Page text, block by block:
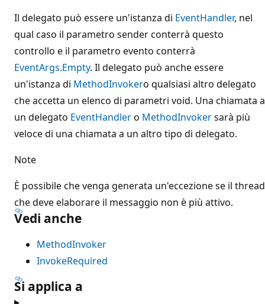
Il delegato può essere un'istanza di EventHandler, nel
qual caso il parametro sender conterrà questo
controllo e il parametro evento conterrà
EventArgs.Empty. Il delegato può anche essere
un'istanza di MethodInvokero qualsiasi altro delegato
che accetta un elenco di parametri void. Una chiamata a
un delegato EventHandlero MethodInvokersarà più
veloce di una chiamata a un altro tipo di delegato.
Note
È possibile che venga generata un'eccezione se il thread
che deve elaborare il messaggio non è più attivo.
Vedi anche
MethodInvoker
InvokeRequired
Si applica a